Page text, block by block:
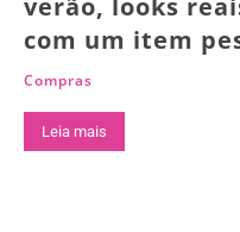
verão, looks
com um item
Compras
Leia mais